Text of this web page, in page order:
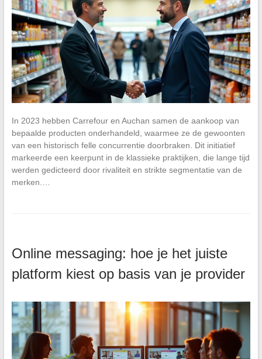
In 2023 hebben Carrefour en Auchan samen de aankoop van
bepaalde producten onderhandeld, waarmee ze de gewoonten
van een historisch felle concurrentie doorbraken. Dit initiatief
markeerde een keerpunt in de klassieke praktijken, die lange tijd
werden gedicteerd door rivaliteit en strikte segmentatie van de
merken.…
Online messaging: hoe je het juiste
platform kiest op basis van je provider